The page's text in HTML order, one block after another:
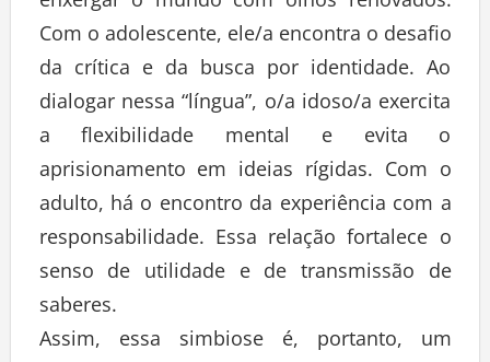
Com o adolescente, ele/a encontra o desafio
da crítica e da busca por identidade. Ao
dialogar nessa “língua”, o/a idoso/a exercita
a flexibilidade mental e evita o
aprisionamento em ideias rígidas. Com o
adulto, há o encontro da experiência com a
responsabilidade. Essa relação fortalece o
senso de utilidade e de transmissão de
saberes.
Assim, essa simbiose é, portanto, um